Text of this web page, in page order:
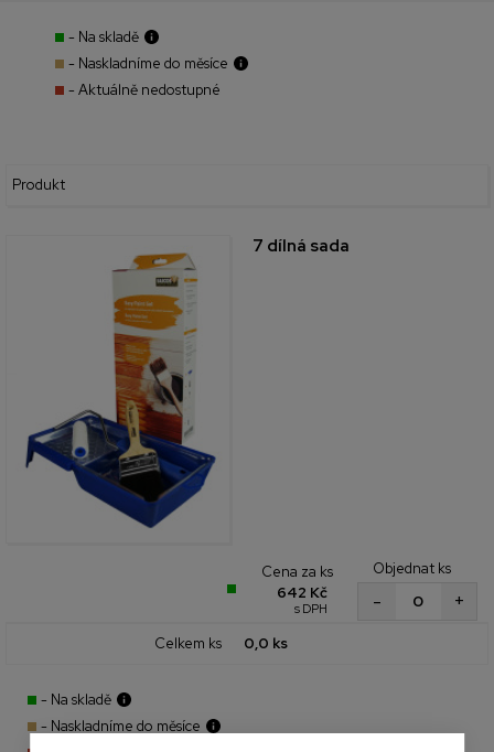
- Na skladě
- Naskladníme do měsíce
- Aktuálně nedostupné
Produkt
7 dílná sada
Cena za ks
642 Kč
s DPH
Objednat ks
+
-
Celkem ks 0,0 ks
- Na skladě
- Naskladníme do měsíce